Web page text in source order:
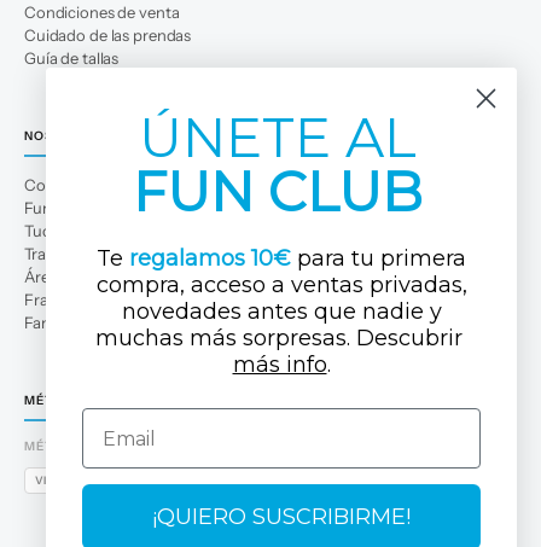
Condiciones de venta
Cuidado de las prendas
Guía de tallas
NOSOTROS
Conócenos
Fun Club
Tuc Tuc Planet
Trabaja con nosotros
Área profesional
Franquicias
Familias numerosas
MÉTODOS DE PAGO
MÉTODOS DE PAGO
VISA
ÚNETE AL
FUN CLUB
Te regalamos 10€ para tu primera
compra, acceso a ventas privadas,
novedades antes que nadie y
muchas más sorpresas. Descubrir ​
más info.
Email
¡QUIERO SUSCRIBIRME!